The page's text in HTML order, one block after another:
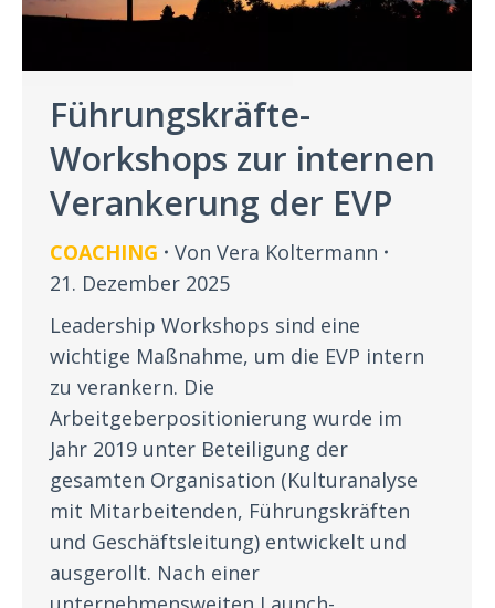
Führungskräfte-
Workshops zur internen
Verankerung der EVP
COACHING Von Vera Koltermann
21. Dezember 2025
Leadership Workshops sind eine
wichtige Maßnahme, um die EVP intern
zu verankern. Die
Arbeitgeberpositionierung wurde im
Jahr 2019 unter Beteiligung der
gesamten Organisation (Kulturanalyse
mit Mitarbeitenden, Führungskräften
und Geschäftsleitung) entwickelt und
ausgerollt. Nach einer